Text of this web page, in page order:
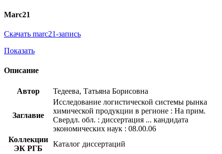
Marc21
Скачать marc21-запись
Показать
Описание
Автор Тедеева, Татьяна Борисовна
Заглавие
Исследование логистической системы рынка
химической продукции в регионе : На прим.
Свердл. обл. : диссертация ... кандидата
экономических наук : 08.00.06
Коллекции
ЭК РГБ
Каталог диссертаций